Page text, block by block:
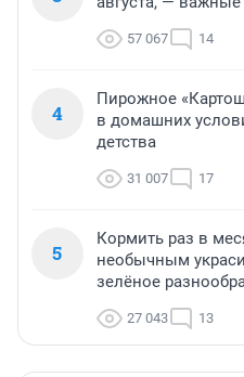
57 067 14
4
Пирожное
в домашних
детства
31 007 17
5
Кормить раз в
необычным
зелёное
27 043 13